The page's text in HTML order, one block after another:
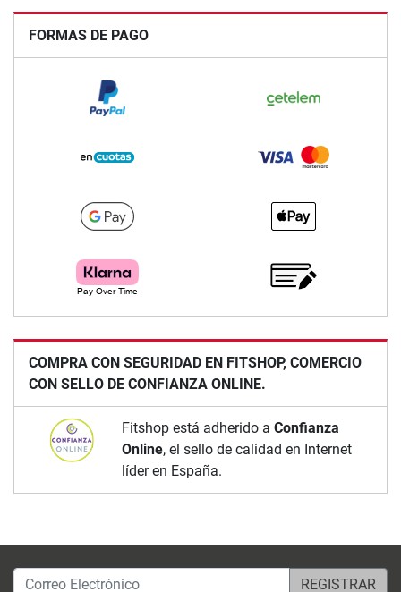
FORMAS DE PAGO
COMPRA CON SEGURIDAD EN FITSHOP, COMERCIO
CON SELLO DE CONFIANZA ONLINE.
Fitshop está adherido a Confianza
Online, el sello de calidad en Internet
líder en España.
Correo Electrónico